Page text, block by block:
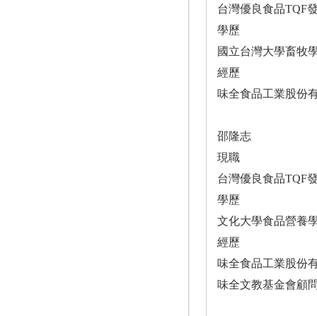
台灣優良食品TQF
學歷
國立台灣大學畜牧
經歷
味全食品工業股份
邵隆志
現職
台灣優良食品TQF
學歷
文化大學食品營養
經歷
味全食品工業股份
味全文教基金會顧